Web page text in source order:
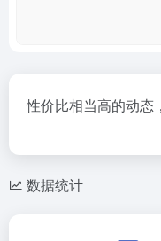
性价比相当高的动态
数据统计